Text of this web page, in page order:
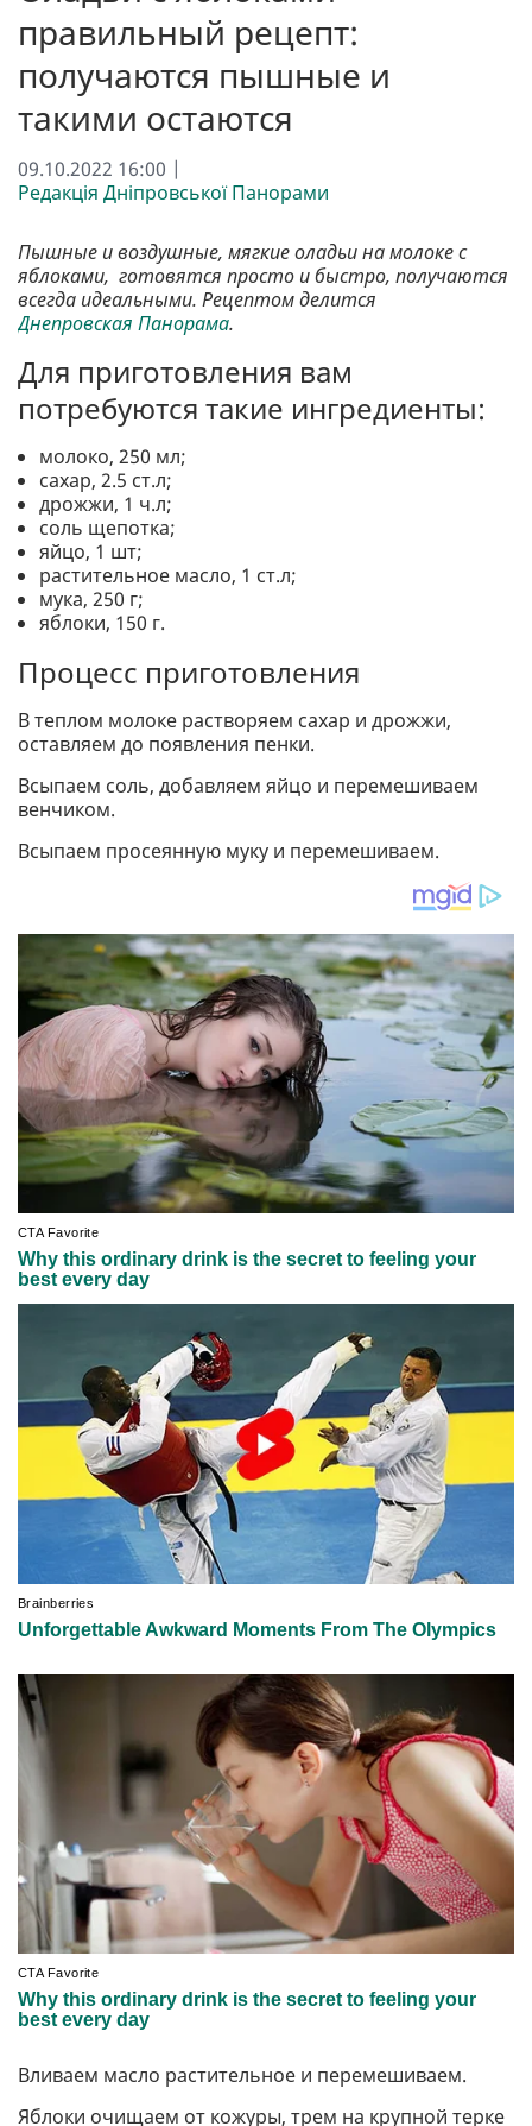
правильный рецепт:
получаются пышные и
такими остаются
09.10.2022 16:00 |
Редакція Дніпровської Панорами
Пышные и воздушные, мягкие оладьи на молоке с
яблоками, готовятся просто и быстро, получаются
всегда идеальными. Рецептом делится
Днепровская Панорама.
Для приготовления вам
потребуются такие ингредиенты:
молоко, 250 мл;
сахар, 2.5 ст.л;
дрожжи, 1 ч.л;
соль щепотка;
яйцо, 1 шт;
растительное масло, 1 ст.л;
мука, 250 г;
яблоки, 150 г.
Процесс приготовления
В теплом молоке растворяем сахар и дрожжи,
оставляем до появления пенки.
Всыпаем соль, добавляем яйцо и перемешиваем
венчиком.
Всыпаем просеянную муку и перемешиваем.
Вливаем масло растительное и перемешиваем.
Яблоки очищаем от кожуры, трем на крупной терке